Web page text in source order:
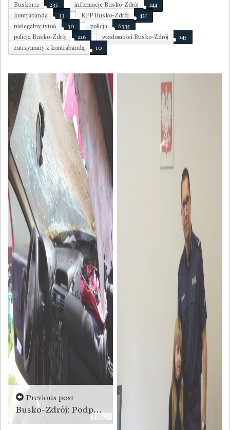
Busko112 235 informacje Busko-Zdrój
244
kontrabanda
33 KPP Busko-Zdrój
421
nielegalny tytoń
30 policja
6335
policja Busko-Zdrój
226 wiadomości Busko-Zdrój
245
zatrzymany z kontrabandą
10
Previous post
Busko-Zdrój: Podpalił auto byłej partnerki, bo nie chciała dać mu pieniędzy